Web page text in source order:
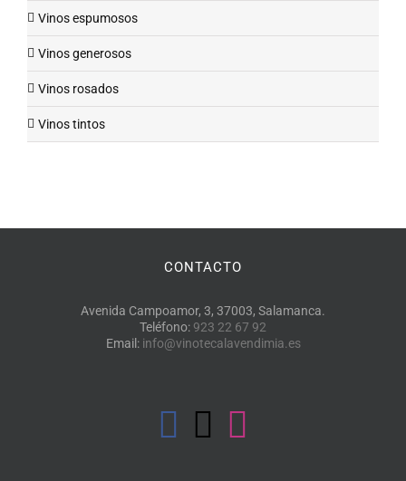
Vinos espumosos
Vinos generosos
Vinos rosados
Vinos tintos
CONTACTO
Avenida Campoamor, 3, 37003, Salamanca.
Teléfono: 923 22 67 92
Email: info@vinotecalavendimia.es